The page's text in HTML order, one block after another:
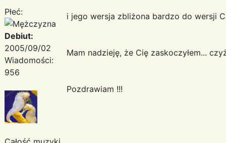
Płeć:
Debiut:
2005/09/02
Wiadomości:
956
i jego wersja zbliżona bardzo do wersji
Mam nadzieję, że Cię zaskoczyłem...
Pozdrawiam !!!